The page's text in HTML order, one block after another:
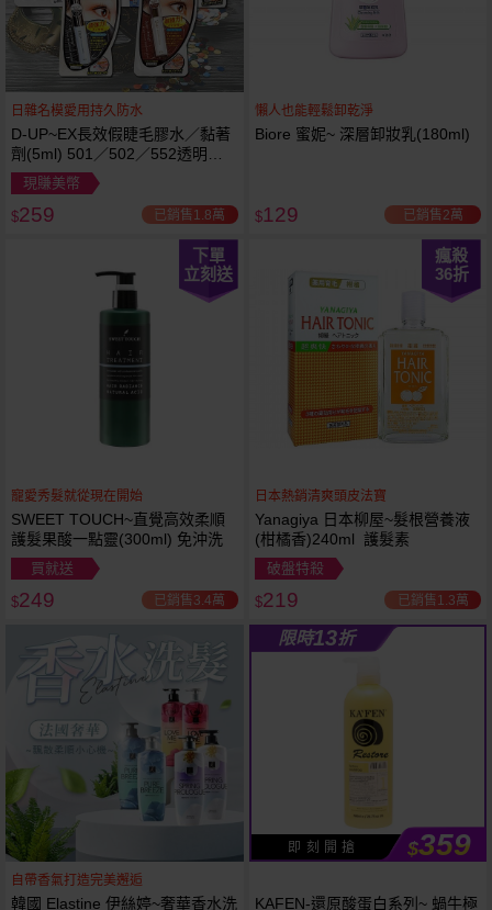
日雜名模愛用持久防水
D-UP~EX長效假睫毛膠水／黏著
劑(5ml) 501／502／552透明／
553黑色／554咖啡色 款式可選
現賺美幣
$259 已銷售1.8萬
懶人也能輕鬆卸乾淨
Biore 蜜妮~ 深層卸妝乳(180ml)
$129 已銷售2萬
下單
立刻送
寵愛秀髮就從現在開始
SWEET TOUCH~直覺高效柔順
護髮果酸一點靈(300ml) 免沖洗
買就送
$249 已銷售3.4萬
瘋殺
36折
日本熱銷清爽頭皮法寶
Yanagiya 日本柳屋~髮根營養液
(柑橘香)240ml 護髮素
破盤特殺
$219 已銷售1.3萬
自帶香氣打造完美邂逅
韓國 Elastine 伊絲婷~奢華香水洗
限時13折
即 刻 開 搶 $359
KAFEN-還原酸蛋白系列~ 蝸牛極